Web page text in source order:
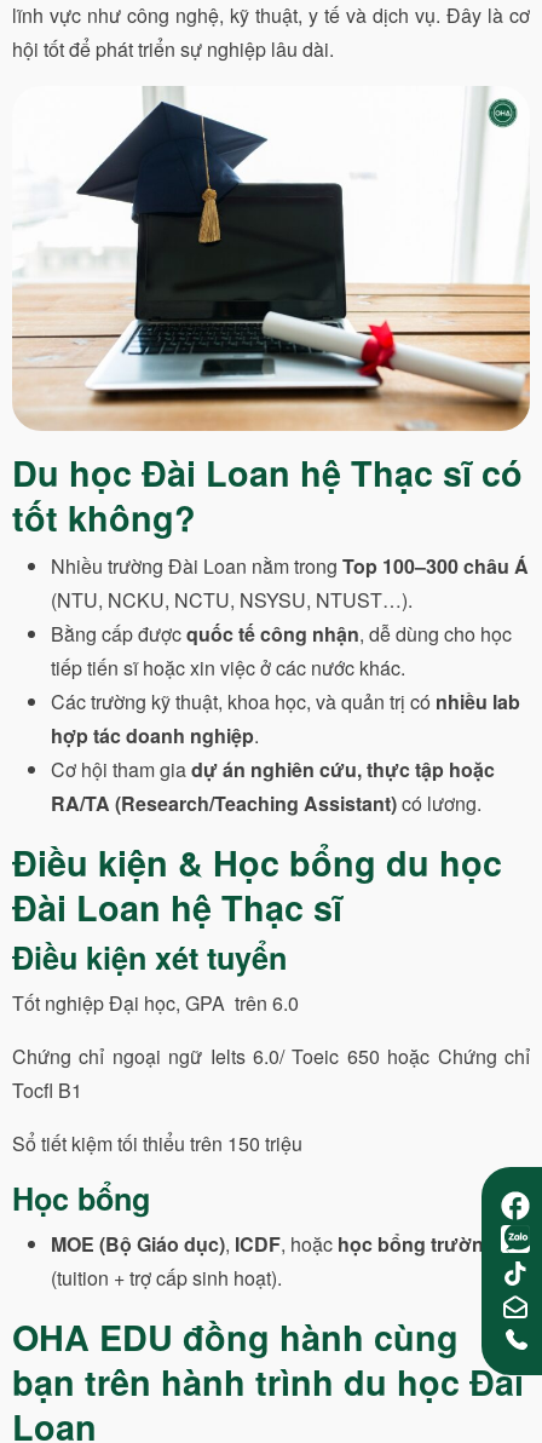
lĩnh vực như công nghệ, kỹ thuật, y tế và dịch vụ. Đây là cơ
hội tốt để phát triển sự nghiệp lâu dài.
Du học Đài Loan hệ Thạc sĩ có
tốt không?
Nhiều trường Đài Loan nằm trong Top 100–300 châu Á
(NTU, NCKU, NCTU, NSYSU, NTUST…).
Bằng cấp đượcquốc tế công nhận, dễ dùng cho học
tiếp tiến sĩ hoặc xin việc ở các nước khác.
Các trường kỹ thuật, khoa học, và quản trị có nhiều lab
hợp tác doanh nghiệp.
Cơ hội tham giadự án nghiên cứu, thực tập hoặc
RA/TA (Research/Teaching Assistant)có lương.
Điều kiện & Học bổng du học
Đài Loan hệ Thạc sĩ
Điều kiện xét tuyển
Tốt nghiệp Đại học, GPA trên 6.0
Chứng chỉ ngoại ngữ Ielts 6.0/ Toeic 650 hoặc Chứng chỉ
Tocfl B1
Sổ tiết kiệm tối thiểu trên 150 triệu
Học bổng
MOE (Bộ Giáo dục), ICDF, hoặc học bổng trường
(tuition + trợ cấp sinh hoạt).
OHA EDU đồng hành cùng
bạn trên hành trình du học Đài
Loan